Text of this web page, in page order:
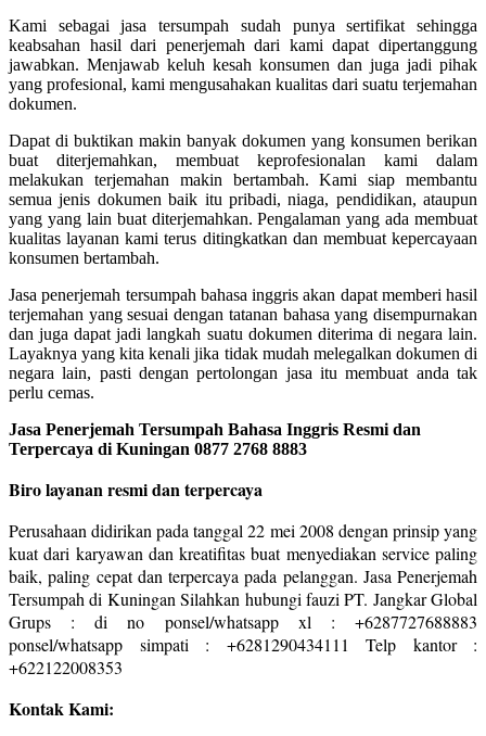
Kami sebagai jasa tersumpah sudah punya sertifikat sehingga
keabsahan hasil dari penerjemah dari kami dapat dipertanggung
jawabkan. Menjawab keluh kesah konsumen dan juga jadi pihak
yang profesional, kami mengusahakan kualitas dari suatu terjemahan
dokumen.
Dapat di buktikan makin banyak dokumen yang konsumen berikan
buat diterjemahkan, membuat keprofesionalan kami dalam
melakukan terjemahan makin bertambah. Kami siap membantu
semua jenis dokumen baik itu pribadi, niaga, pendidikan, ataupun
yang yang lain buat diterjemahkan. Pengalaman yang ada membuat
kualitas layanan kami terus ditingkatkan dan membuat kepercayaan
konsumen bertambah.
Jasa penerjemah tersumpah bahasa inggris akan dapat memberi hasil
terjemahan yang sesuai dengan tatanan bahasa yang disempurnakan
dan juga dapat jadi langkah suatu dokumen diterima di negara lain.
Layaknya yang kita kenali jika tidak mudah melegalkan dokumen di
negara lain, pasti dengan pertolongan jasa itu membuat anda tak
perlu cemas.
Jasa Penerjemah Tersumpah Bahasa Inggris Resmi dan
Terpercaya di Kuningan 0877 2768 8883
Biro layanan resmi dan terpercaya
Perusahaan didirikan pada tanggal 22 mei 2008 dengan prinsip yang
kuat dari karyawan dan kreatifitas buat menyediakan service paling
baik, paling cepat dan terpercaya pada pelanggan. Jasa Penerjemah
Tersumpah di Kuningan Silahkan hubungi fauzi PT. Jangkar Global
Grups : di no ponsel/whatsapp xl : +6287727688883
ponsel/whatsapp simpati : +6281290434111 Telp kantor :
+622122008353
Kontak Kami: